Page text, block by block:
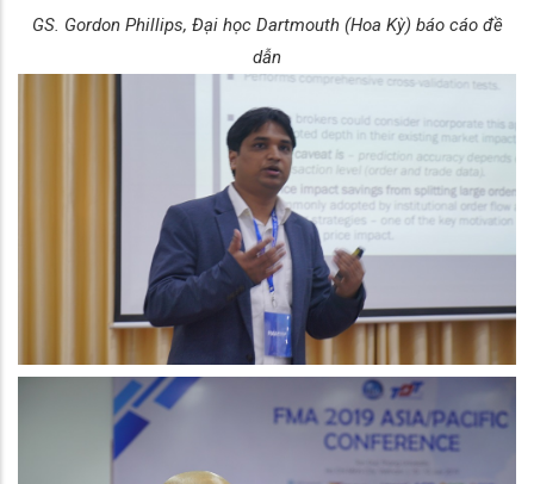
GS. Gordon Phillips, Đại học Dartmouth (Hoa Kỳ) báo cáo đề
dẫn